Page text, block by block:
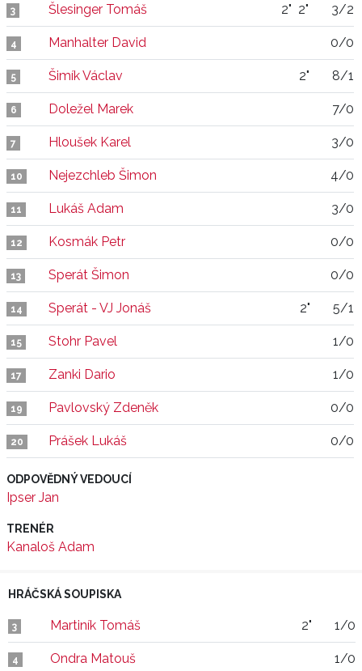
3 Šlesinger Tomáš 2" 2" 3/2
4 Manhalter David 0/0
5 Šimík Václav 2" 8/1
6 Doležel Marek 7/0
7 Hloušek Karel 3/0
10 Nejezchleb Šimon 4/0
11 Lukáš Adam 3/0
12 Kosmák Petr 0/0
13 Sperát Šimon 0/0
14 Sperát - VJ Jonáš 2" 5/1
15 Stohr Pavel 1/0
17 Zanki Dario 1/0
19 Pavlovský Zdeněk 0/0
20 Prášek Lukáš 0/0
ODPOVĚDNÝ VEDOUCÍ
Ipser Jan
TRENÉR
Kanaloš Adam
HRÁČSKÁ SOUPISKA
3 Martiník Tomáš 2" 1/0
4 Ondra Matouš 1/0